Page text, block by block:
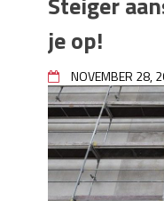
evenementen
H₂S in
metingen,
resultaten
Kunststof
keuze voor iedere
Wat is een
wanneer gebruik je
Wonen in balans
je op!
NOVEMBER 28,